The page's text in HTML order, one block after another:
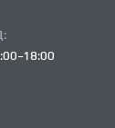
18:00